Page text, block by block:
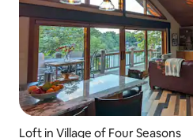
Loft in Village of Four Seasons